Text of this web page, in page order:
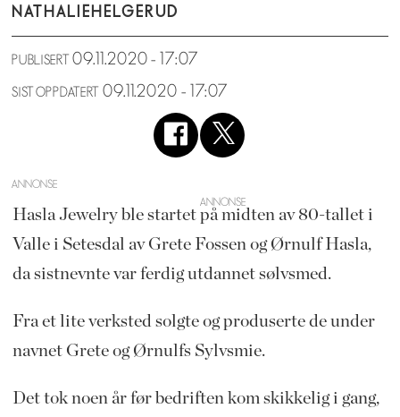
NATHALIEHELGERUD
PUBLISERT 09.11.2020 - 17:07
SIST OPPDATERT 09.11.2020 - 17:07
ANNONSE
Hasla Jewelry ble startet på midten av 80-tallet i
Valle i Setesdal av Grete Fossen og Ørnulf Hasla,
da sistnevnte var ferdig utdannet sølvsmed.
Fra et lite verksted solgte og produserte de under
navnet Grete og Ørnulfs Sylvsmie.
Det tok noen år før bedriften kom skikkelig i gang,